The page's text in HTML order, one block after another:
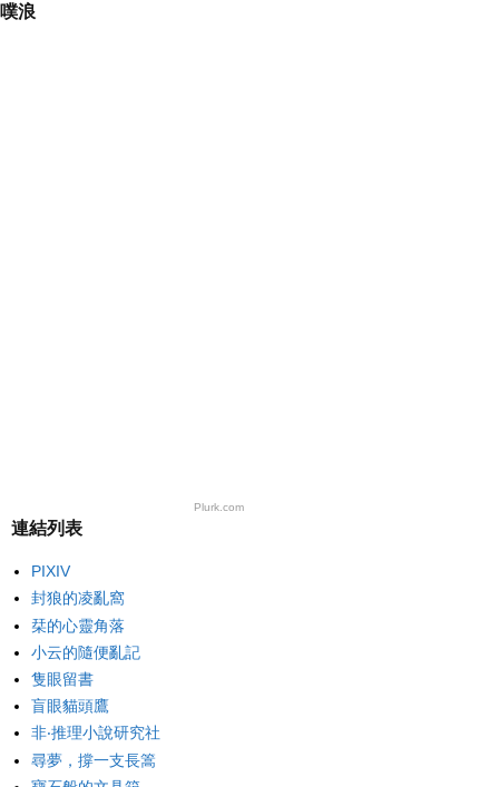
噗浪
Plurk.com
連結列表
PIXIV
封狼的凌亂窩
栞的心靈角落
小云的隨便亂記
隻眼留書
盲眼貓頭鷹
非‧推理小說研究社
尋夢，撐一支長篙